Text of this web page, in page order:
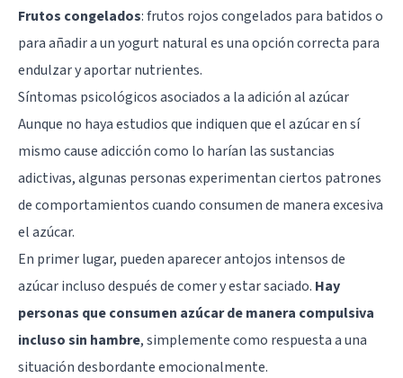
Frutos congelados: frutos rojos congelados para batidos o
para añadir a un yogurt natural es una opción correcta para
endulzar y aportar nutrientes.
Síntomas psicológicos asociados a la adición al azúcar
Aunque no haya estudios que indiquen que el azúcar en sí
mismo cause adicción como lo harían las sustancias
adictivas, algunas personas experimentan ciertos patrones
de comportamientos cuando consumen de manera excesiva
el azúcar.
En primer lugar, pueden aparecer antojos intensos de
azúcar incluso después de comer y estar saciado. Hay
personas que consumen azúcar de manera compulsiva
incluso sin hambre, simplemente como respuesta a una
situación desbordante emocionalmente.